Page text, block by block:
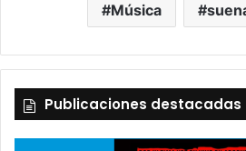
Música
Publicaciones destacadas